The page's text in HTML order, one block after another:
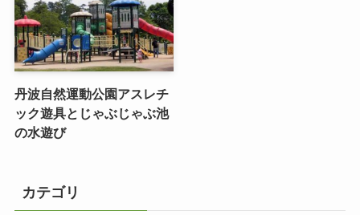
丹波自然運動公園アスレチ
ック遊具とじゃぶじゃぶ池
の水遊び
カテゴリ